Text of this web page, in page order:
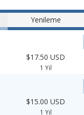
Yenileme
$17.50 USD
1 Yıl
$15.00 USD
1 Yıl